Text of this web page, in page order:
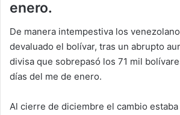
enero.
De manera intempestiva los
devaluado el bolívar, tras un abrupto
divisa que sobrepasó los 71 mil
días del me de enero.
Al cierre de diciembre el cambio